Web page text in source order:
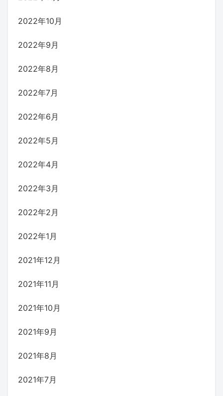
2022年10月
2022年9月
2022年8月
2022年7月
2022年6月
2022年5月
2022年4月
2022年3月
2022年2月
2022年1月
2021年12月
2021年11月
2021年10月
2021年9月
2021年8月
2021年7月